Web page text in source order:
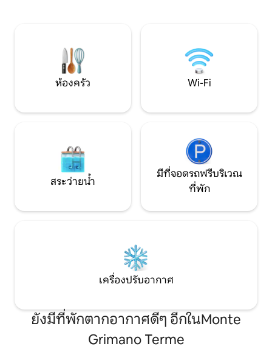
ห้องครัว Wi-Fi
สระว่ายน้ำ
มีที่จอดรถฟรีบริเวณ
ที่พัก
เครื่องปรับอากาศ
ยังมีที่พักตากอากาศดีๆ อีกในMonte
Grimano Terme